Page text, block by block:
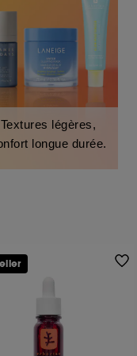
Textures légères,
longue durée.